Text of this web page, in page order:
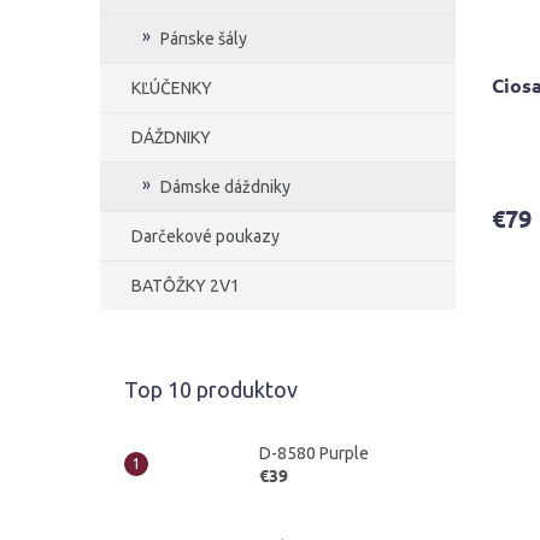
Pánske šály
KĽÚČENKY
DÁŽDNIKY
Dámske dáždniky
Darčekové poukazy
BATÔŽKY 2V1
Top 10 produktov
D-8580 Purple
€39
je
€79